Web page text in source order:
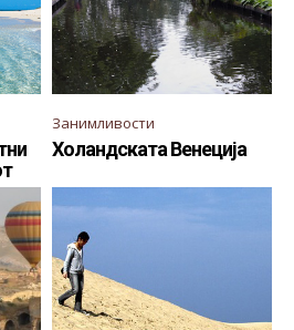
Занимливости
Холандската Венеција